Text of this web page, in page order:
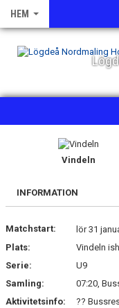
HEM
OM KLUBBEN
KALENDER
MATCHER
BILDGALLERI
Vindeln
INFORMATION
Matchstart:
lör 31
Plats:
Vindeln
Serie:
U9
Samling:
07:20,
Aktivitetsinfo:
??